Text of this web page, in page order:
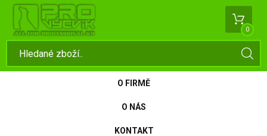
0
O FIRMĚ
O NÁS
KONTAKT